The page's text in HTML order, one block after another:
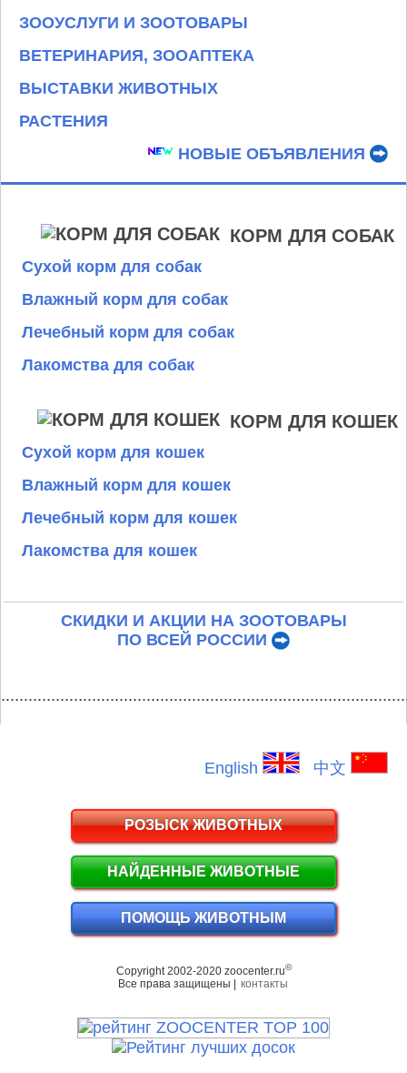
ЗООУСЛУГИ И ЗООТОВАРЫ
ВЕТЕРИНАРИЯ, ЗООАПТЕКА
ВЫСТАВКИ ЖИВОТНЫХ
РАСТЕНИЯ
НОВЫЕ ОБЪЯВЛЕНИЯ
КОРМ ДЛЯ СОБАК
Сухой корм для собак
Влажный корм для собак
Лечебный корм для собак
Лакомства для собак
КОРМ ДЛЯ КОШЕК
Сухой корм для кошек
Влажный корм для кошек
Лечебный корм для кошек
Лакомства для кошек
СКИДКИ И АКЦИИ НА ЗООТОВАРЫ
ПО ВСЕЙ РОССИИ
English 中文
РОЗЫСК ЖИВОТНЫХ
НАЙДЕННЫЕ ЖИВОТНЫЕ
ПОМОЩЬ ЖИВОТНЫМ
Copyright 2002-2020 zoocenter.ru©
Все права защищены | контакты